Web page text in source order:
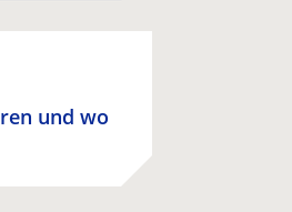
und wo